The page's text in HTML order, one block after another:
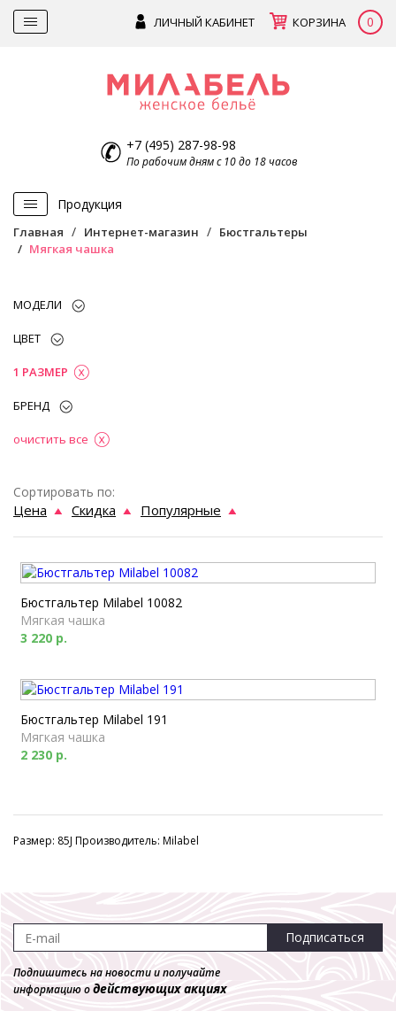
ЛИЧНЫЙ КАБИНЕТ КОРЗИНА 0
+7 (495) 287-98-98
По рабочим дням с 10 до 18 часов
Продукция
Главная Интернет-магазин
Бюстгальтеры
Мягкая чашка
МОДЕЛИ
ЦВЕТ
1 РАЗМЕР
БРЕНД
очистить все
Сортировать по:
Цена Скидка Популярные
Бюстгальтер Milabel 10082
Мягкая чашка
3 220 р.
Бюстгальтер Milabel 191
Мягкая чашка
2 230 р.
Размер: 85J Производитель: Milabel
Подписаться
Подпишитесь на новости и получайте
информацию одействующих акциях